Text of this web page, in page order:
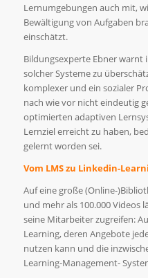
Lernumgebungen auch mit,
Bewältigung von Aufgaben
einschätzt.
Bildungsexperte Ebner warnt
solcher Systeme zu
komplexer und ein sozialer
nach wie vor nicht eindeutig
optimierten adaptiven
Lernziel erreicht zu haben,
gelernt worden sei.
Vom LMS zu Linkedin-
Auf eine große (Online-
und mehr als 100.000 Videos
seine Mitarbeiter zugreifen:
Learning, deren Angebote
nutzen kann und die
Learning-Management-